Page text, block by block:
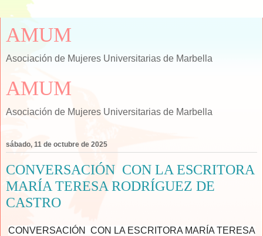
AMUM
Asociación de Mujeres Universitarias de Marbella
AMUM
Asociación de Mujeres Universitarias de Marbella
sábado, 11 de octubre de 2025
CONVERSACIÓN CON LA ESCRITORA
MARÍA TERESA RODRÍGUEZ DE
CASTRO
CONVERSACIÓN CON LA ESCRITORA MARÍA TERESA